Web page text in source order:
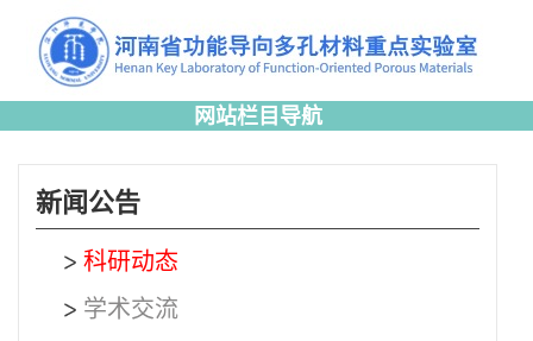
网站栏目导航
新闻公告
科研动态
学术交流